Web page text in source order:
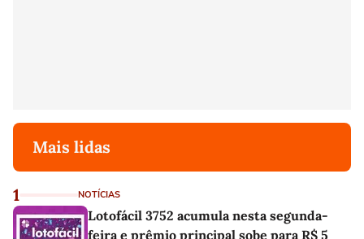
Mais lidas
1 NOTÍCIAS
Lotofácil 3752 acumula nesta segunda-
feira e prêmio principal sobe para R$ 5